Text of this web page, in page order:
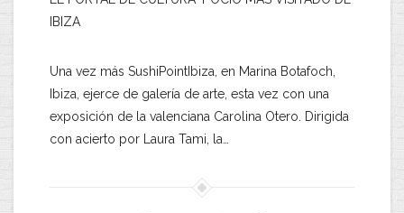
IBIZA
Una vez más SushiPointIbiza, en Marina Botafoch,
Ibiza, ejerce de galería de arte, esta vez con una
exposición de la valenciana Carolina Otero. Dirigida
con acierto por Laura Tami, la…